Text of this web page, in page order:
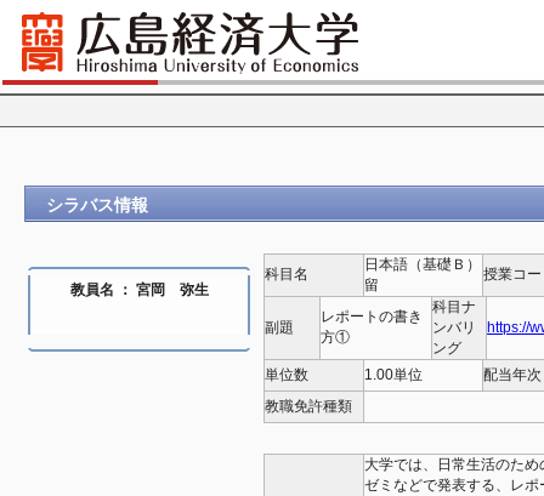
シラバス情報
教員名 ： 宮岡 弥生
科目名
日本語（基礎Ｂ）
留
授業コ
副題
レポートの書き
方①
科目ナ
ンバリ
ング
https://
単位数 1.00単位
配当年次
教職免許種類
大学では、日常生活のた
ゼミなどで発表する、レ